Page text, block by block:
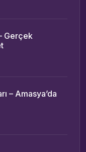
Gerçek
– Amasya’da